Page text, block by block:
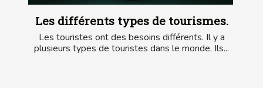
Les différents types de tourismes.
Les touristes ont des besoins différents. Il y a
plusieurs types de touristes dans le monde. Ils...